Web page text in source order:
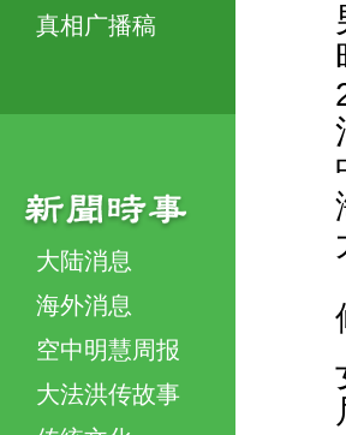
真相广播稿
大陆消息
海外消息
空中明慧周报
大法洪传故事